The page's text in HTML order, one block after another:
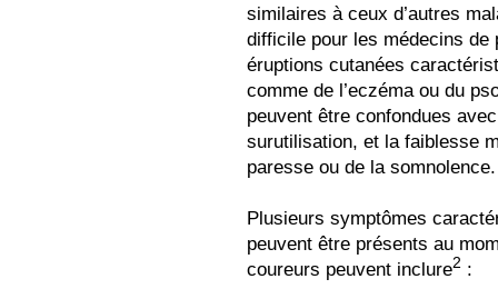
similaires à ceux d’autres
difficile pour les médecins
éruptions cutanées
comme de l’eczéma ou du
peuvent être confondues
surutilisation, et la faiblesse
paresse ou de la somnolence.
Plusieurs symptômes
peuvent être présents au
coureurs peuvent inclure2 :